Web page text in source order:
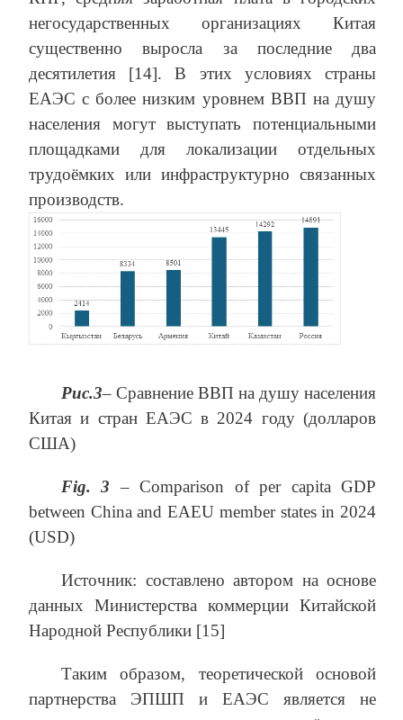
негосударственных организациях Китая
существенно выросла за последние два
десятилетия [14]. В этих условиях страны
ЕАЭС с более низким уровнем ВВП на душу
населения могут выступать потенциальными
площадками для локализации отдельных
трудоёмких или инфраструктурно связанных
производств.
Рис.3– Сравнение ВВП на душу населения
Китая и стран ЕАЭС в 2024 году (долларов
США)
Fig. 3 – Comparison of per capita GDP
between China and EAEU member states in 2024
(USD)
Источник: составлено ​​автором на основе
данных Министерства коммерции Китайской
Народной Республики [15]
Таким образом, теоретической основой
партнерства ЭПШП и ЕАЭС является не